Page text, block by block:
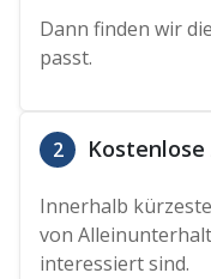
Dann finden wir
passt.
2
Innerhalb
von
interessiert sind.